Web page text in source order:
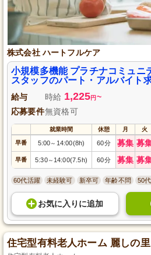
株式会社 ハートフルケア
小規模多機能 プラチナコミュニ
スタッフのパート・アルバイト
給与 時給 1,225円 ~
応募要件無資格可
就業時間 休憩 月 火
早番 5:00～ 14:00(8h) 60分 募集 募
早番 5:30～ 14:00(7.5h) 60分 募集 募
60代活躍 未経験可 新卒可 年齢不問 50
お気に入り に追加
住宅型有料老人ホーム 麗しの